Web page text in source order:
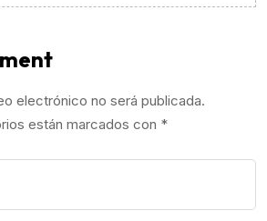
electrónico no será publicada.
están marcados con *